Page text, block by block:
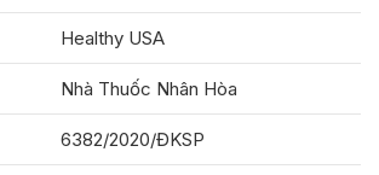
Healthy USA
Nhà Thuốc Nhân Hòa
6382/2020/ĐKSP